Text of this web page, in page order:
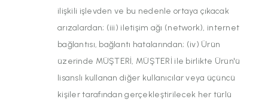
ilişkili işlevden ve bu nedenle ortaya çıkacak
arızalardan; (iii) iletişim ağı (network), internet
bağlantısı, bağlantı hatalarından; (iv) Ürün
üzerinde MÜŞTERİ, MÜŞTERİ ile birlikte Ürün'ü
lisanslı kullanan diğer kullanıcılar veya üçüncü
kişiler tarafından gerçekleştirilecek her türlü